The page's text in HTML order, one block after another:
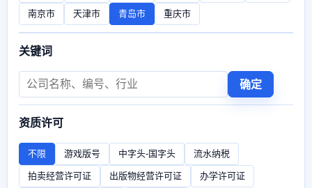
南京市 天津市 青岛市 重庆市
关键词
确定
资质许可
不限 游戏版号 中字头-国字头 流水纳税
拍卖经营许可证 出版物经营许可证 办学许可证